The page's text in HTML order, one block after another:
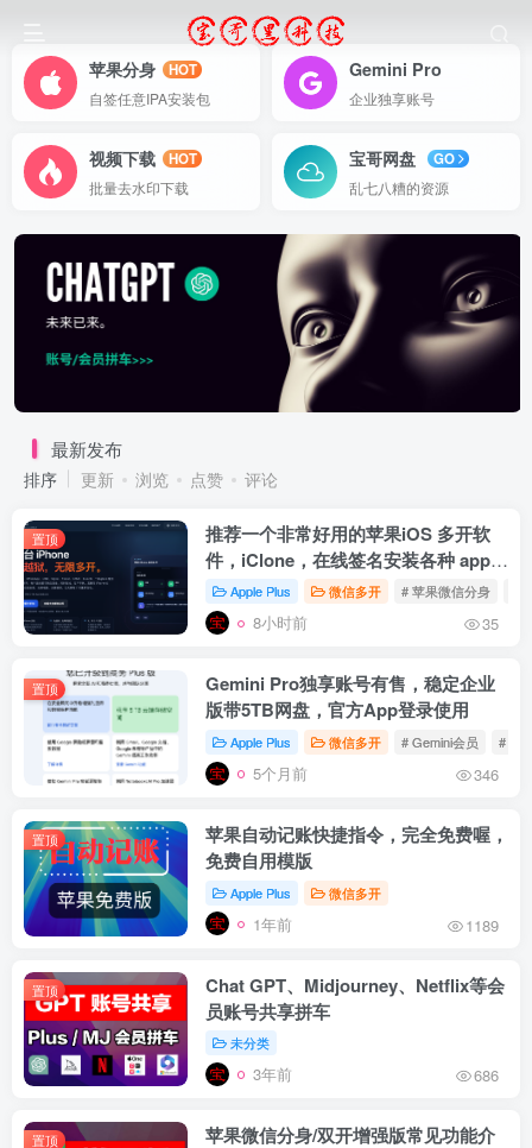
苹果分身
HOT
自签任意IPA安装包
Gemini Pro
企业独享账号
视频下载
HOT
批量去水印下载
宝哥网盘
GO
乱七八糟的资源
最新发布
排序 更新 浏览 点赞 评论
置顶
推荐一个非常好用的苹果iOS 多开软
件，iClone，在线签名安装各种 app
多开Apple Plus 微信多开 # 苹果微信分身
8小时前 35
置顶
Gemini Pro独享账号有售，稳定企业
版带5TB网盘，官方App登录使用
Apple Plus 微信多开 # Gemini会员 #
5个月前 346
置顶
苹果自动记账快捷指令，完全免费喔，
免费自用模版
Apple Plus 微信多开
1年前 1189
置顶
Chat GPT、Midjourney、Netflix等会
员账号共享拼车
未分类
3年前 686
置顶
苹果微信分身/双开增强版常见功能介